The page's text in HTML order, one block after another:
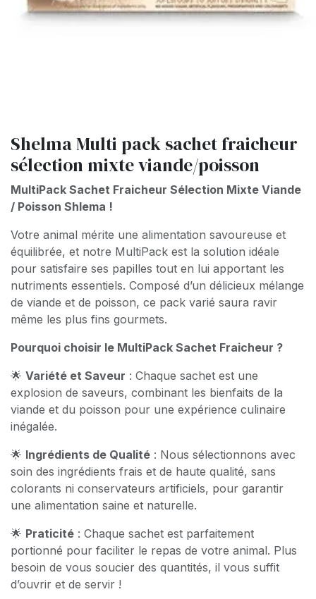
Shelma Multi pack sachet fraicheur
sélection mixte viande/poisson
MultiPack Sachet Fraicheur Sélection Mixte Viande
/ Poisson Shlema !
Votre animal mérite une alimentation savoureuse et
équilibrée, et notre MultiPack est la solution idéale
pour satisfaire ses papilles tout en lui apportant les
nutriments essentiels. Composé d’un délicieux mélange
de viande et de poisson, ce pack varié saura ravir
même les plus fins gourmets.
Pourquoi choisir le MultiPack Sachet Fraicheur ?
🌟 Variété et Saveur : Chaque sachet est une
explosion de saveurs, combinant les bienfaits de la
viande et du poisson pour une expérience culinaire
inégalée.
🌟 Ingrédients de Qualité : Nous sélectionnons avec
soin des ingrédients frais et de haute qualité, sans
colorants ni conservateurs artificiels, pour garantir
une alimentation saine et naturelle.
🌟 Praticité : Chaque sachet est parfaitement
portionné pour faciliter le repas de votre animal. Plus
besoin de vous soucier des quantités, il vous suffit
d’ouvrir et de servir !